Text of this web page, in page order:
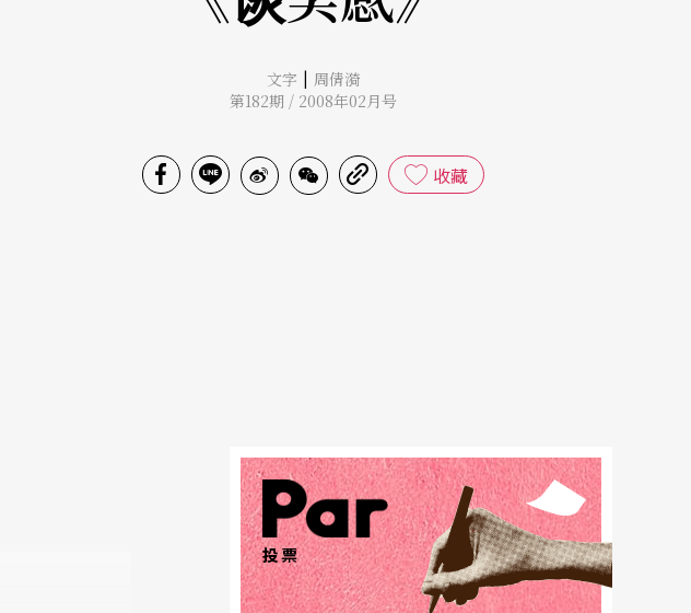
文字 | 周倩漪
第182期 / 2008年02月号
收藏
投票